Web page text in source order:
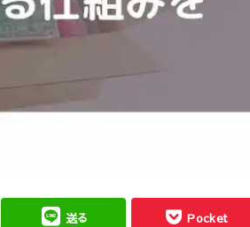
送る Pocket